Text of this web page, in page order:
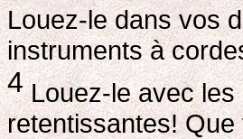
Louez-le dans vos
instruments à
4Louez-le avec les
retentissantes! Que